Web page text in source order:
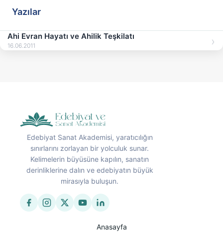
Yazılar
Ahi Evran Hayatı ve Ahilik Teşkilatı
16.06.2011
Edebiyat Sanat Akademisi, yaratıcılığın
sınırlarını zorlayan bir yolculuk sunar.
Kelimelerin büyüsüne kapılın, sanatın
derinliklerine dalın ve edebiyatın büyük
mirasıyla buluşun.
Anasayfa